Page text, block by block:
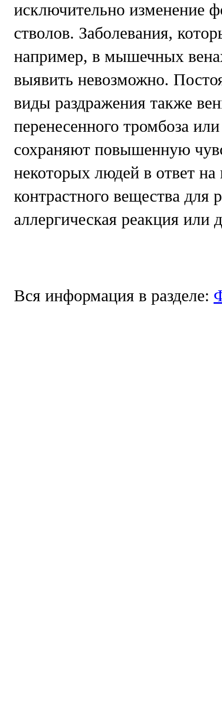
исключительно изменение
стволов. Заболевания,
например, в мышечных
выявить невозможно.
виды раздражения также
перенесенного тромбоза
сохраняют повышенную
некоторых людей в ответ на
контрастного вещества для
аллергическая реакция или
Вся информация в разделе: